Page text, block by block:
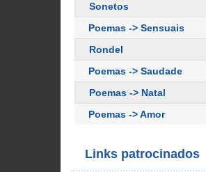
Sonetos
Poemas -> Sensuais
Rondel
Poemas -> Saudade
Poemas -> Natal
Poemas -> Amor
Links patrocinados